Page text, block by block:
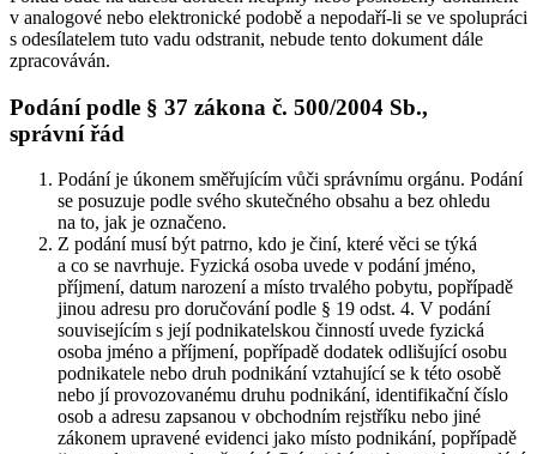
v analogové nebo elektronické podobě a nepodaří-li se ve spolupráci
s odesílatelem tuto vadu odstranit, nebude tento dokument dále
zpracováván.
Podání podle § 37 zákona č. 500/2004 Sb.,
správní řád
Podání je úkonem směřujícím vůči správnímu orgánu. Podání
se posuzuje podle svého skutečného obsahu a bez ohledu
na to, jak je označeno.
Z podání musí být patrno, kdo je činí, které věci se týká
a co se navrhuje. Fyzická osoba uvede v podání jméno,
příjmení, datum narození a místo trvalého pobytu, popřípadě
jinou adresu pro doručování podle § 19 odst. 4. V podání
souvisejícím s její podnikatelskou činností uvede fyzická
osoba jméno a příjmení, popřípadě dodatek odlišující osobu
podnikatele nebo druh podnikání vztahující se k této osobě
nebo jí provozovanému druhu podnikání, identifikační číslo
osob a adresu zapsanou v obchodním rejstříku nebo jiné
zákonem upravené evidenci jako místo podnikání, popřípadě